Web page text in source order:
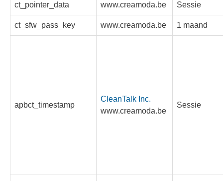
ct_pointer_data www.creamoda.be Sessie
ct_sfw_pass_key www.creamoda.be 1 maand
apbct_timestamp
CleanTalk Inc.
www.creamoda.be
Sessie